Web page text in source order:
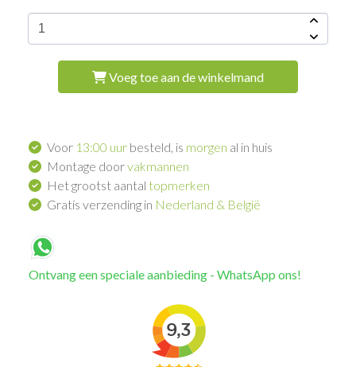
Voeg toe aan de winkelmand
Voor 13:00 uur besteld, is morgen al in huis
Montage doorvakmannen
Het grootst aantal topmerken
Gratis verzending in Nederland & België
Ontvang een speciale aanbieding - WhatsApp ons!